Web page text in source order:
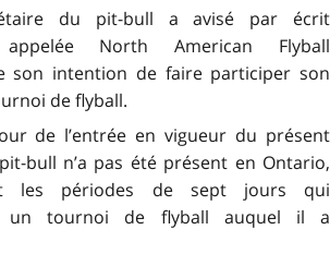
du pit-bull a avisé par écrit
appelée North American Flyball
son intention de faire participer son
de flyball.
de l’entrée en vigueur du présent
bull n’a pas été présent en Ontario,
les périodes de sept jours qui
un tournoi de flyball auquel il a